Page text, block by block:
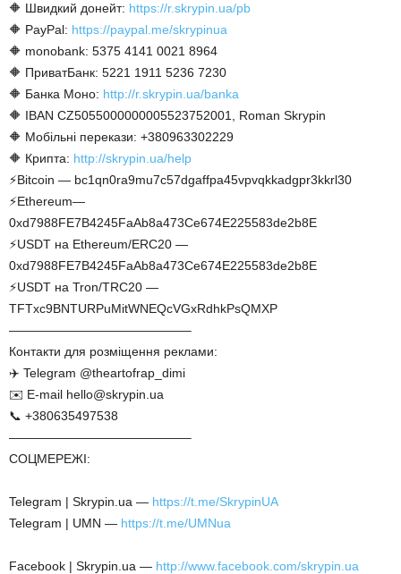
🔶 Швидкий донейт: https://r.skrypin.ua/pb
🔶 PayPal: https://paypal.me/skrypinua
🔶 monobank: 5375 4141 0021 8964
🔶 ПриватБанк: 5221 1911 5236 7230
🔶 Банка Моно: http://r.skrypin.ua/banka
🔶 IBAN CZ5055000000005523752001, Roman Skrypin
🔶 Мобільні перекази: +380963302229
🔶 Крипта: http://skrypin.ua/help
⚡Bitcoin — bc1qn0ra9mu7c57dgaffpa45vpvqkkadgpr3kkrl30
⚡Ethereum—
0xd7988FE7B4245FaAb8a473Ce674E225583de2b8E
⚡USDT на Ethereum/ERC20 —
0xd7988FE7B4245FaAb8a473Ce674E225583de2b8E
⚡USDT на Tron/TRC20 —
TFTxc9BNTURPuMitWNEQcVGxRdhkPsQMXP
——————————————–
Контакти для розміщення реклами:
✈️ Telegram @theartofrap_dimi
✉️ E-mail hello@skrypin.ua
📞 +380635497538
——————————————–
СОЦМЕРЕЖІ:
Telegram | Skrypin.ua — https://t.me/SkrypinUA
Telegram | UMN — https://t.me/UMNua
Facebook | Skrypin.ua — http://www.facebook.com/skrypin.ua